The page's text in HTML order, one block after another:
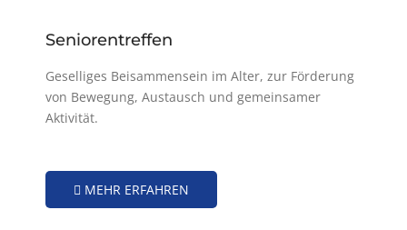
Seniorentreffen
Geselliges Beisammensein im Alter, zur Förderung
von Bewegung, Austausch und gemeinsamer
Aktivität.
MEHR ERFAHREN